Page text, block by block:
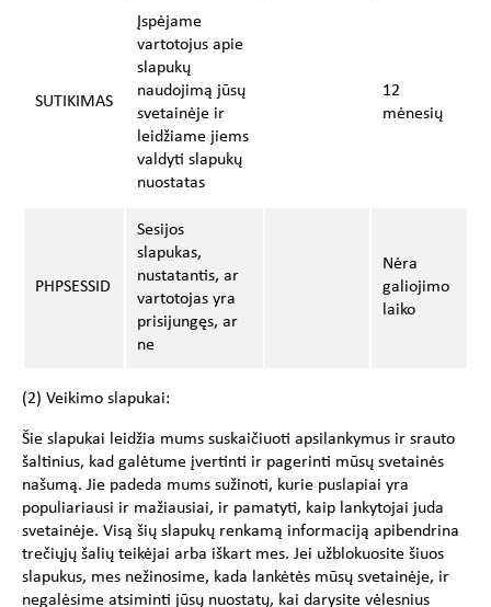
SUTIKIMAS
Įspėjame
vartotojus apie
slapukų
naudojimą jūsų
svetainėje ir
leidžiame jiems
valdyti slapukų
nuostatas
12
mėnesių
PHPSESSID
Sesijos
slapukas,
nustatantis, ar
vartotojas yra
prisijungęs, ar
ne
Nėra
galiojimo
laiko
(2) Veikimo slapukai:
Šie slapukai leidžia mums suskaičiuoti apsilankymus ir srauto
šaltinius, kad galėtume įvertinti ir pagerinti mūsų svetainės
našumą. Jie padeda mums sužinoti, kurie puslapiai yra
populiariausi ir mažiausiai, ir pamatyti, kaip lankytojai juda
svetainėje. Visą šių slapukų renkamą informaciją apibendrina
trečiųjų šalių teikėjai arba iškart mes. Jei užblokuosite šiuos
slapukus, mes nežinosime, kada lankėtės mūsų svetainėje, ir
negalėsime atsiminti jūsų nuostatų, kai darysite vėlesnius